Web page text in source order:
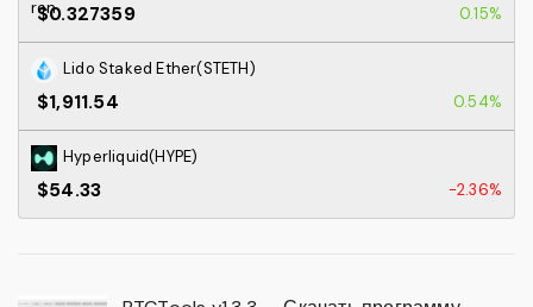
$0.327359 0.15%
Lido Staked Ether(STETH)
$1,911.54 0.54%
Hyperliquid(HYPE)
$54.33 -2.36%